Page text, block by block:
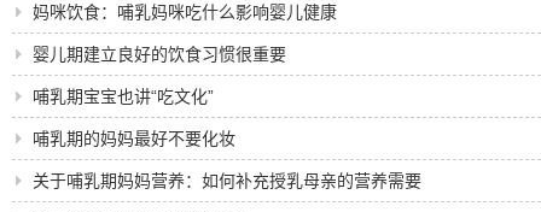
妈咪饮食：哺乳妈咪吃什么影响婴儿健康
婴儿期建立良好的饮食习惯很重要
哺乳期宝宝也讲“吃文化”
哺乳期的妈妈最好不要化妆
关于哺乳期妈妈营养：如何补充授乳母亲的营养需要